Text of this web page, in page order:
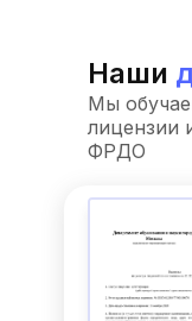
Наши
Мы
лицензии
ФРДО